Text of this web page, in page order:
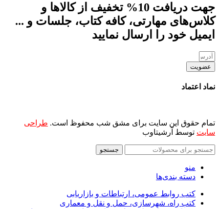
جهت دریافت 10% تخفیف از کالاها و
کلاس‌های مهارتی، کافه کتاب، جلسات و ...
ایمیل خود را ارسال نمایید
عضویت
نماد اعتماد
تمام حقوق این سایت برای مشق شب محفوظ است. طراحی
سایت توسط آرشیتاوب
جستجو
منو
دسته بندی‌ها
کتب روابط عمومی، ارتباطات و بازاریابی
کتب راه، شهرسازی، حمل و نقل و معماری